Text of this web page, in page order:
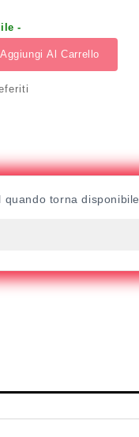
-
Aggiungi Al Carrello
quando torna disponibile